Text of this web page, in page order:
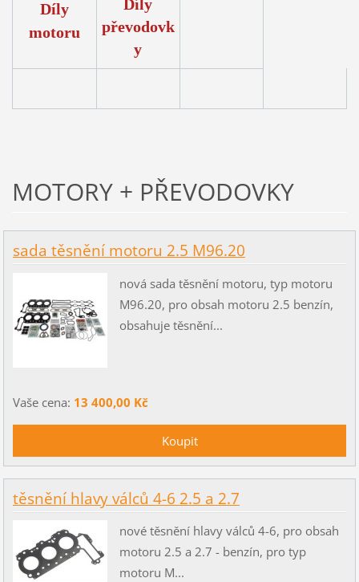
Díly
motoru
Díly
převodovk
y
MOTORY + PŘEVODOVKY
sada těsnění motoru 2.5 M96.20
nová sada těsnění motoru, typ motoru
M96.20, pro obsah motoru 2.5 benzín,
obsahuje těsnění...
Vaše cena: 13 400,00 Kč
těsnění hlavy válců 4-6 2.5 a 2.7
nové těsnění hlavy válců 4-6, pro obsah
motoru 2.5 a 2.7 - benzín, pro typ
motoru M...